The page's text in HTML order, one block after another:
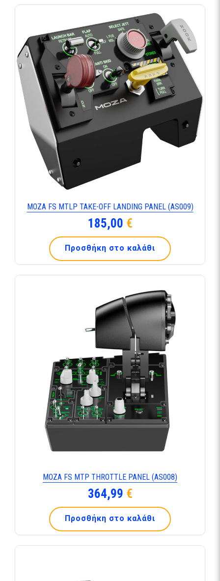
MOZA FS MTLP TAKE-OFF LANDING PANEL (AS009)
185,00 €
Προσθήκη στο καλάθι
MOZA FS MTP THROTTLE PANEL (AS008)
364,99 €
Προσθήκη στο καλάθι